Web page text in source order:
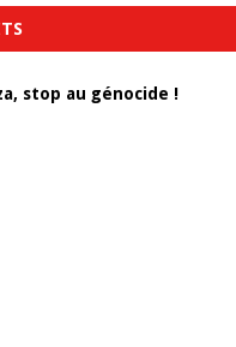
stop au génocide !